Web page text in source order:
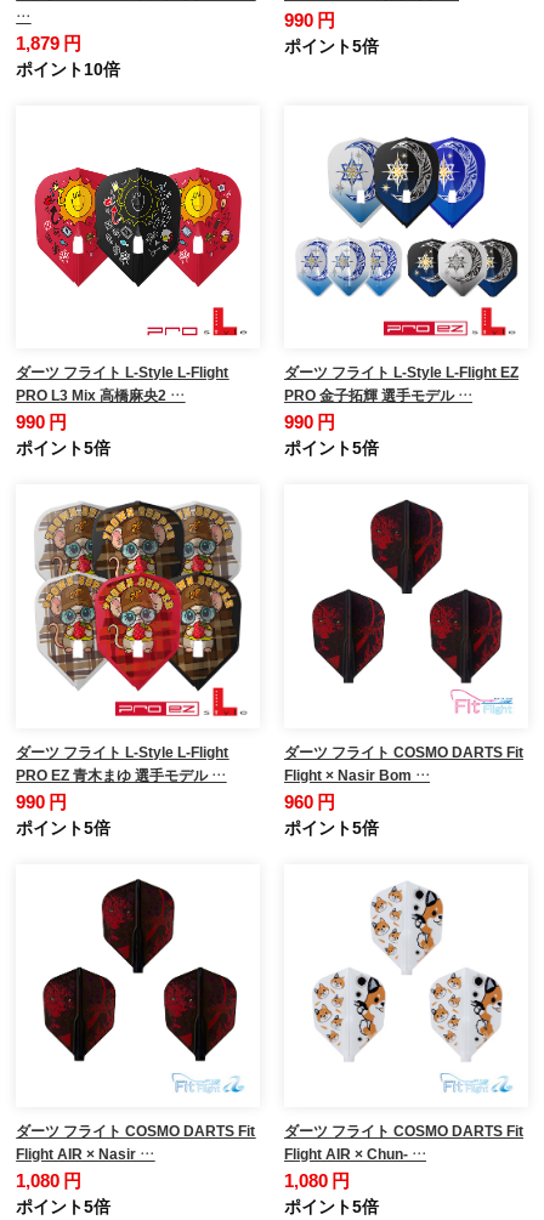
…
1,879 円
ポイント10倍
990 円
ポイント5倍
ダーツ フライト L-Style L-Flight
PRO L3 Mix 高橋麻央2 …
990 円
ポイント5倍
ダーツ フライト L-Style L-Flight EZ
PRO 金子拓輝 選手モデル …
990 円
ポイント5倍
ダーツ フライト L-Style L-Flight
PRO EZ 青木まゆ 選手モデル …
990 円
ポイント5倍
ダーツ フライト COSMO DARTS Fit
Flight × Nasir Bom …
960 円
ポイント5倍
ダーツ フライト COSMO DARTS Fit
Flight AIR × Nasir …
1,080 円
ポイント5倍
ダーツ フライト COSMO DARTS Fit
Flight AIR × Chun- …
1,080 円
ポイント5倍